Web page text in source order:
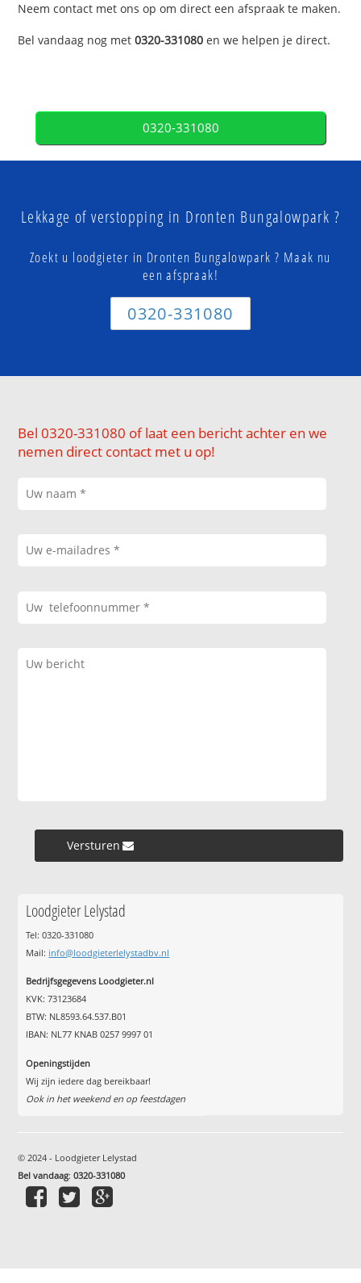
Neem contact met ons op om direct een afspraak te maken.
Bel vandaag nog met0320-331080 en we helpen je direct.
0320-331080
Lekkage of verstopping in Dronten Bungalowpark ?
Zoekt u loodgieter in Dronten Bungalowpark ? Maak nu
een afspraak!
0320-331080
Bel 0320-331080 of laat een bericht achter en we
nemen direct contact met u op!
Versturen »
Loodgieter Lelystad
Tel: 0320-331080
Mail: info@loodgieterlelystadbv.nl
Bedrijfsgegevens Loodgieter.nl
KVK: 73123684
BTW: NL8593.64.537.B01
IBAN: NL77 KNAB 0257 9997 01
Openingstijden
Wij zijn iedere dag bereikbaar!
Ook in het weekend en op feestdagen
© 2024 - Loodgieter Lelystad
Bel vandaag:0320-331080